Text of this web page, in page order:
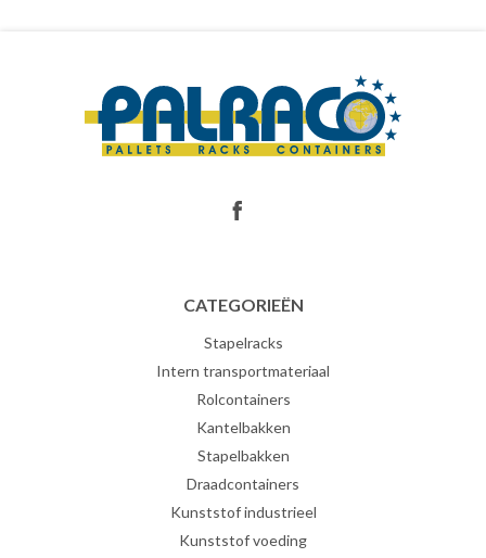
CATEGORIEËN
Stapelracks
Intern transportmateriaal
Rolcontainers
Kantelbakken
Stapelbakken
Draadcontainers
Kunststof industrieel
Kunststof voeding